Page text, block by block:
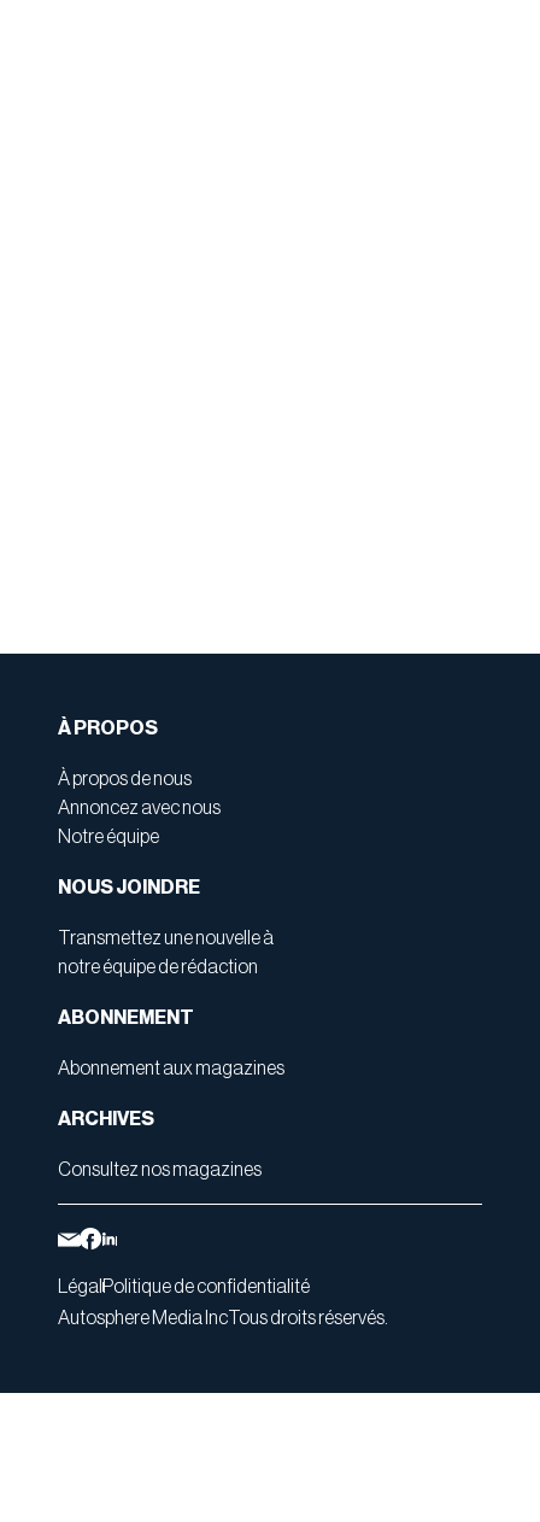
À PROPOS
À propos de nous
Annoncez avec nous
Notre équipe
NOUS JOINDRE
Transmettez une nouvelle à
notre équipe de rédaction
ABONNEMENT
Abonnement aux magazines
ARCHIVES
Consultez nos magazines
Légal Politique de confidentialité
Autosphere Media Inc Tous droits réservés.